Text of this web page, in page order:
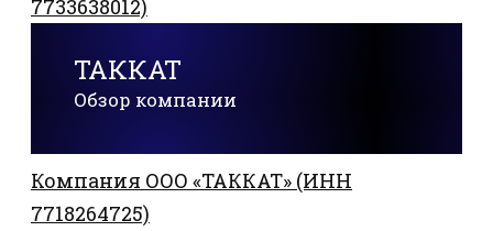
7733638012)
ТАККАТ
Обзор компании
Компания ООО «ТАККАТ» (ИНН
7718264725)